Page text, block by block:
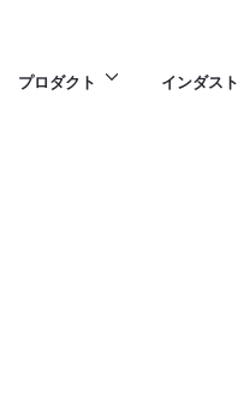
プロダクト インダス